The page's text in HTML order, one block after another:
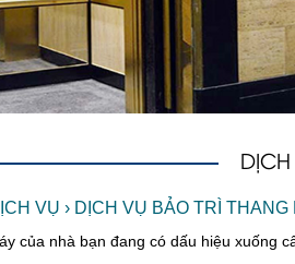
VỤ › DỊCH VỤ BẢO TRÌ THANG
của nhà bạn đang có dấu hiệu xuống